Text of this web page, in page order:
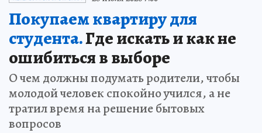
Покупаем квартиру для
студента.Где искать и как не
ошибиться в выборе
О чем должны подумать родители, чтобы
молодой человек спокойно учился, а не
тратил время на решение бытовых
вопросов